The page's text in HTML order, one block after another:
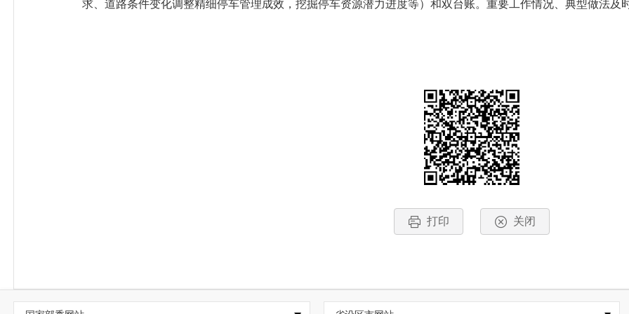
求、道路条件变化调整精细停车管理成效，挖掘停车资源潜力进度等）和双台账。重要工作情况、典型做法及
打印 关闭